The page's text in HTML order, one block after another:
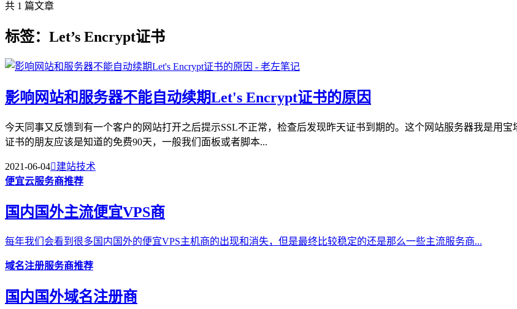
共 1 篇文章
标签：Let’s Encrypt证书
影响网站和服务器不能自动续期Let's Encrypt证书的原因
今天同事又反馈到有一个客户的网站打开之后提示SSL不正常，检查后发现昨天证书到期的。这个网站服务器我是用
证书的朋友应该是知道的免费90天，一般我们面板或者脚本...
2021-06-04建站技术
便宜云服务商推荐
国内国外主流便宜VPS商
每年我们会看到很多国内国外的便宜VPS主机商的出现和消失，但是最终比较稳定的还是那么一些主流服务商...
域名注册服务商推荐
国内国外域名注册商